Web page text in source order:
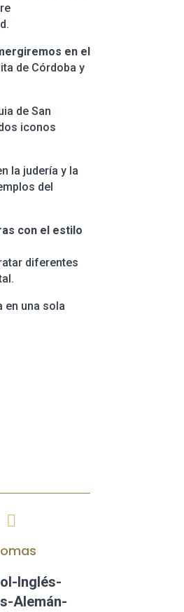
en el
de Córdoba y
de San
iconos
la judería y la
del
con el estilo
diferentes
en una sola

Inglés-
Alemán-